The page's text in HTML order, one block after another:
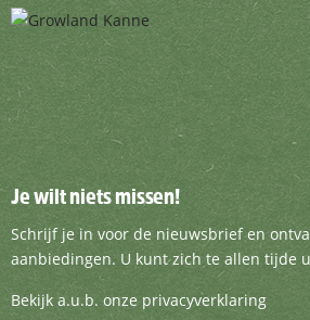
Je wilt niets missen!
Schrijf je in voor de
Je wilt niets missen!
Schrijf je in voor de nieuwsbrief en
aanbiedingen. U kunt zich te allen tijde
Bekijk a.u.b. onze privacyverklaring